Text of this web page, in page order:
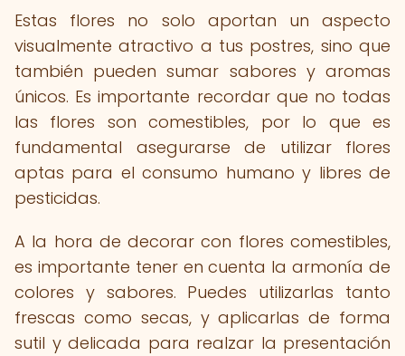
Estas flores no solo aportan un aspecto
visualmente atractivo a tus postres, sino que
también pueden sumar sabores y aromas
únicos. Es importante recordar que no todas
las flores son comestibles, por lo que es
fundamental asegurarse de utilizar flores
aptas para el consumo humano y libres de
pesticidas.
A la hora de decorar con flores comestibles,
es importante tener en cuenta la armonía de
colores y sabores. Puedes utilizarlas tanto
frescas como secas, y aplicarlas de forma
sutil y delicada para realzar la presentación